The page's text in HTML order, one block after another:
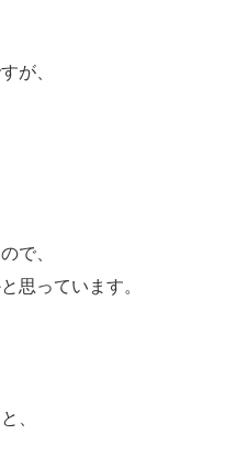
が、
で、
思っています。
、